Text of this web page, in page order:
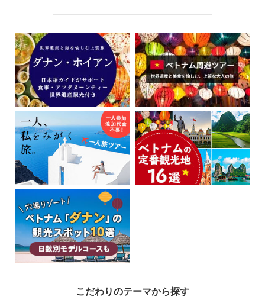
成田発4日間 77,800円～203,800円
【ダナン】遊んで癒される。特典
付きリゾートステイ
ミーケビーチ目の前「TMSホテル」泊 ！ホイアン行きシャトルバス＋フットマッサ
ージ30分（1泊1回）付き
成田 発5日間 123,800 円～393,800円
【ダナン+ホイアン】2都市周遊｜
幻想的な夜のホイアンに泊まる特
別な旅
こだわりのテーマから探す